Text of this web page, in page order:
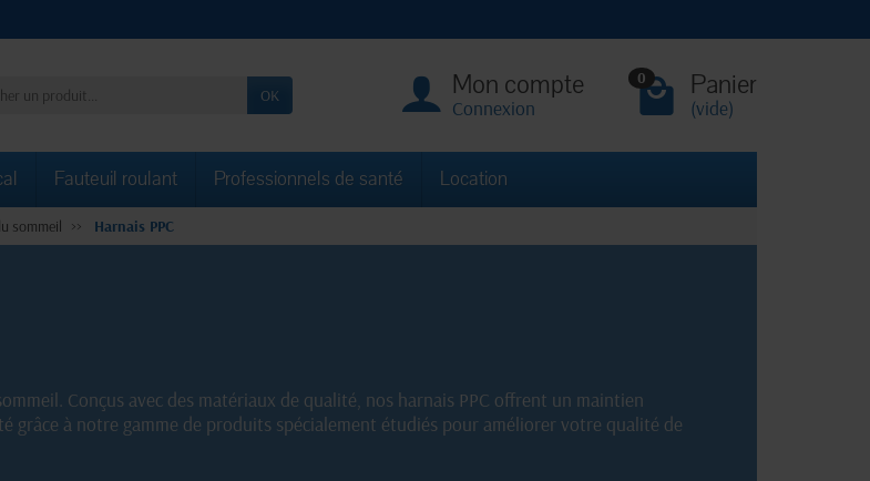
OK Mon compte
Connexion
0 Panier
(vide)
Fauteuil roulant Professionnels de santé Location
sommeil Harnais PPC
Conçus avec des matériaux de qualité, nos harnais PPC offrent un maintien
à notre gamme de produits spécialement étudiés pour améliorer votre qualité de